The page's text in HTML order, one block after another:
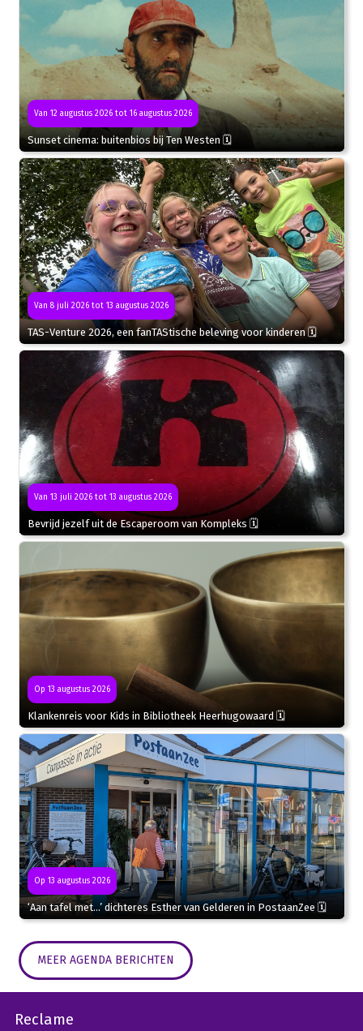
Van 12 augustus 2026 tot 16 augustus 2026
Sunset cinema: buitenbios bij Ten Westen 🗓
Van 8 juli 2026 tot 13 augustus 2026
TAS-Venture 2026, een fanTAStische beleving voor kinderen 🗓
Van 13 juli 2026 tot 13 augustus 2026
Bevrijd jezelf uit de Escaperoom van Kompleks 🗓
Op 13 augustus 2026
Klankenreis voor Kids in Bibliotheek Heerhugowaard 🗓
Op 13 augustus 2026
‘Aan tafel met…’ dichteres Esther van Gelderen in PostaanZee 🗓
MEER AGENDA BERICHTEN
Reclame